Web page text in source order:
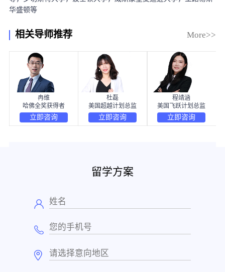
华盛顿等
相关导师推荐 More>>
冉维
哈佛全奖获得者
立即咨询
杜磊
美国超越计划总监
立即咨询
程靖涵
美国飞跃计划总监
立即咨询
留学方案